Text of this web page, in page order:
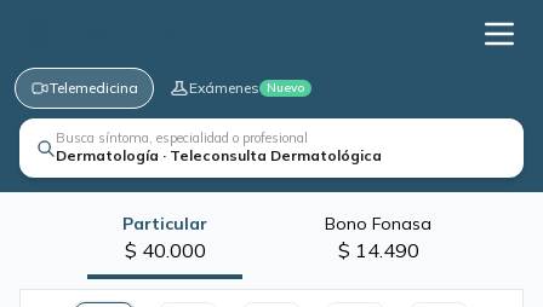
Telemedicina Exámenes Nuevo
Busca síntoma, especialidad o profesional
Dermatología · Teleconsulta Dermatológica
Particular
$ 40.000
Bono Fonasa
$ 14.490